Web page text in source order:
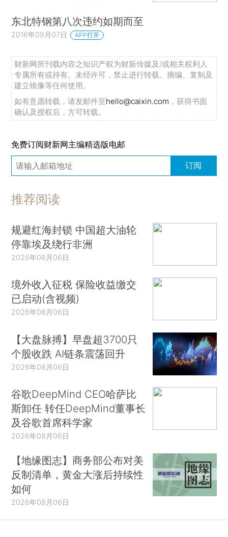
东北特钢第八次违约如期而至
2016年09月07日 APP打开
财新网所刊载内容之知识产权为财新传媒及/或相关权利人
专属所有或持有。未经许可，禁止进行转载、摘编、复制及
建立镜像等任何使用。
如有意愿转载，请发邮件至hello@caixin.com ，获得书面
确认及授权后，方可转载。
免费订阅财新网主编精选版电邮
订阅
推荐阅读
规避红海封锁 中国超大油轮
停靠埃及绕行非洲
2026年08月06日
境外收入征税 保险收益缴交
已启动(含视频)
2026年08月06日
【大盘脉搏】早盘超3700只
个股收跌 AI链条震荡回升
2026年08月06日
谷歌DeepMind CEO哈萨比
斯卸任 转任DeepMind董事长
及谷歌首席科学家
2026年08月06日
【地缘图志】商务部公布对美
反制清单，黄金大涨后持续性
如何
2026年08月06日